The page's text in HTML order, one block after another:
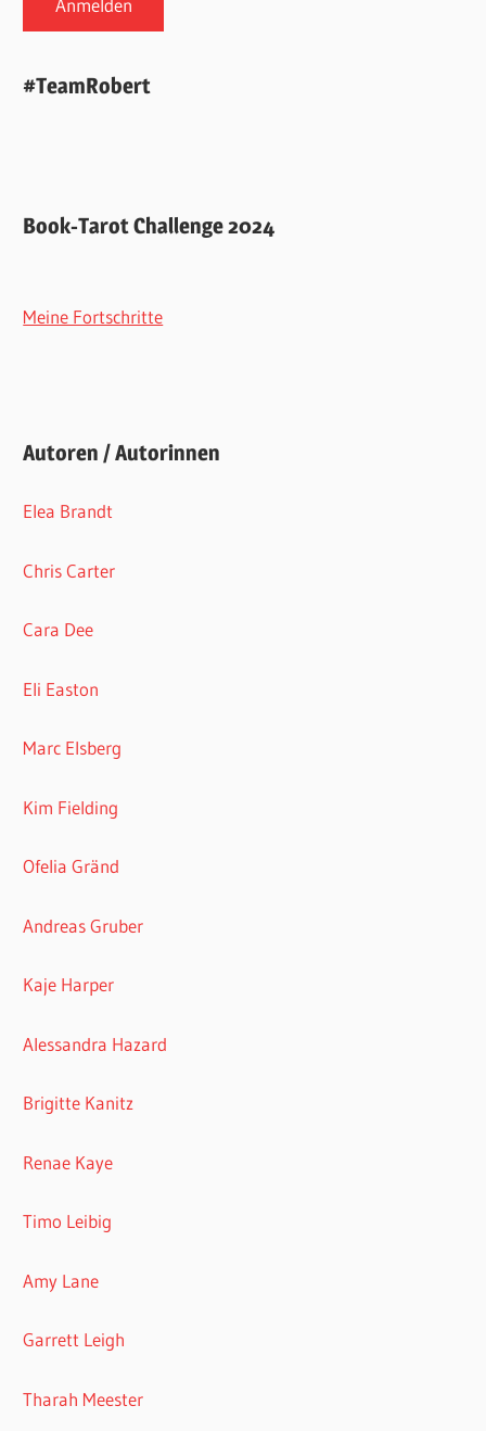
#TeamRobert
Book-Tarot Challenge 2024
Meine Fortschritte
Autoren / Autorinnen
Elea Brandt
Chris Carter
Cara Dee
Eli Easton
Marc Elsberg
Kim Fielding
Ofelia Gränd
Andreas Gruber
Kaje Harper
Alessandra Hazard
Brigitte Kanitz
Renae Kaye
Timo Leibig
Amy Lane
Garrett Leigh
Tharah Meester